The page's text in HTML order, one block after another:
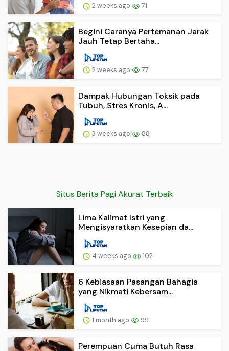
2 weeks ago 71
Begini Caranya Pertemanan Jarak
Jauh Tetap Bertaha...
2 weeks ago 77
Dampak Hubungan Toksik pada
Tubuh, Stres Kronis, A...
3 weeks ago 88
Situs Berita Pagi Akurat Terbaik
Lima Kalimat Istri yang
Mengisyaratkan Kesepian da...
4 weeks ago 102
6 Kebiasaan Pasangan Bahagia
yang Nikmati Kebersam...
1 month ago 99
Perempuan Cuma Butuh Rasa